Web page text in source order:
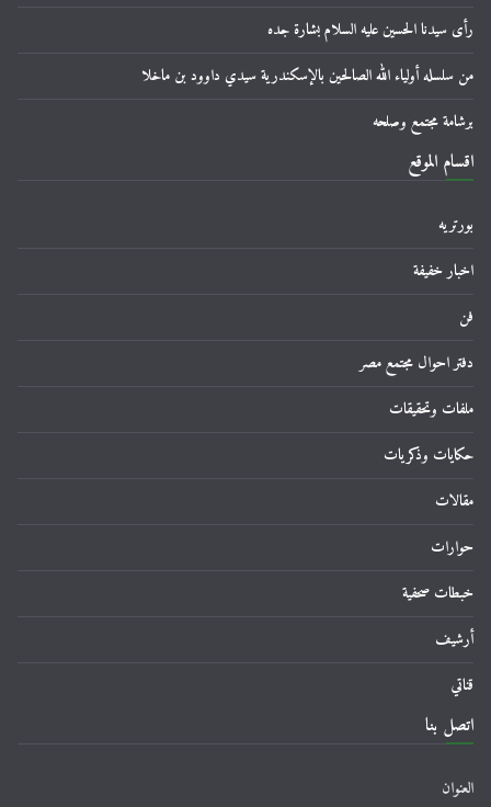
رأى سيدنا الحسين عليه السلام بشارة جده
من سلسله أولياء الله الصالحين بالإسكندرية سيدي داوود بن ماخلا
برشامة مجتمع وصلحه
اقسام الموقع
بورتريه
اخبار خفيفة
فن
دفتر احوال مجتمع مصر
ملفات وتحقيقات
حكايات وذكريات
مقالات
حوارات
خبطات صحفية
أرشيف
قناتي
اتصل بنا
العنوان